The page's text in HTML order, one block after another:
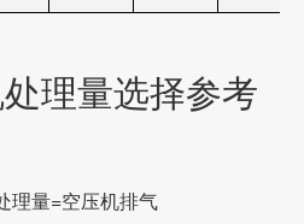
理量选择参考
量=空压机排气